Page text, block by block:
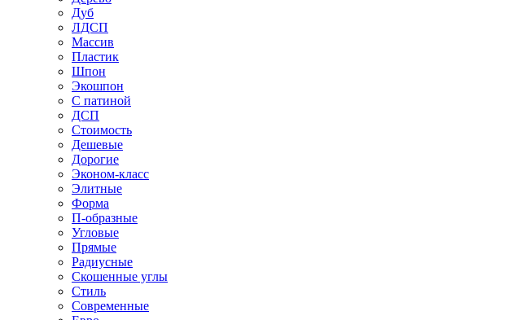
Дуб
ЛДСП
Массив
Пластик
Шпон
Экошпон
С патиной
ДСП
Стоимость
Дешевые
Дорогие
Эконом-класс
Элитные
Форма
П-образные
Угловые
Прямые
Радиусные
Скошенные углы
Стиль
Современные